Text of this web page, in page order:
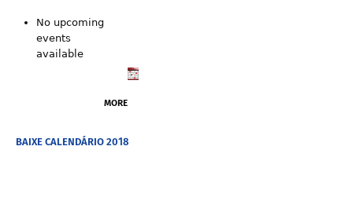
No upcoming
events
available
MORE
BAIXE CALENDÁRIO 2018